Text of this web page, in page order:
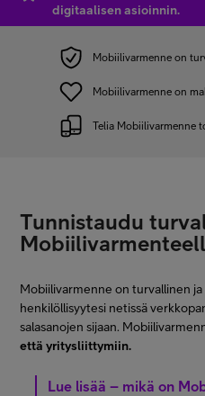
digitaalisen asioinnin.
Mobiilivarmenne on
Mobiilivarmenne on
Telia Mobiilivarmenne
Tunnistaudu
Mobiilivarmenne on turvallinen
henkilöllisyytesi netissä
salasanojen sijaan.
että yritysliittymiin.
Lue lisää – mikä on